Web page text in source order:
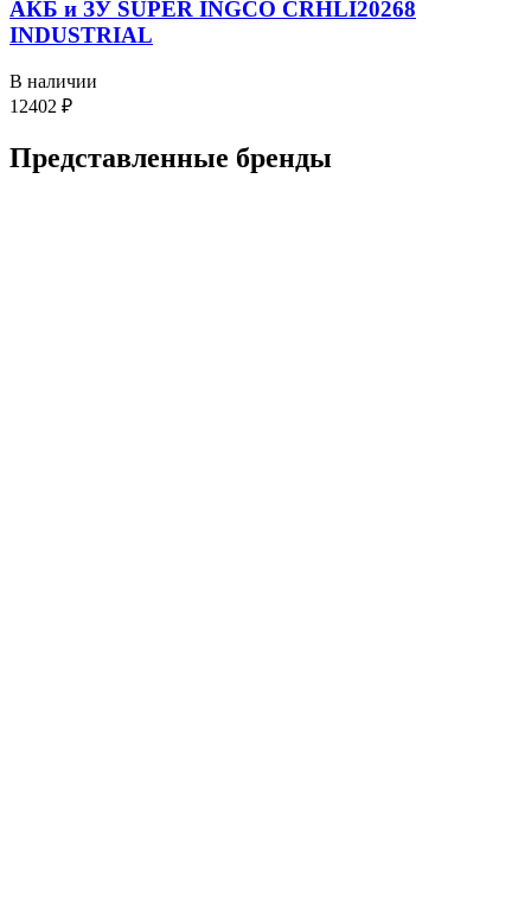
АКБ и ЗУ SUPER INGCO CRHLI20268
INDUSTRIAL
В наличии
12402 ₽
Представленные бренды